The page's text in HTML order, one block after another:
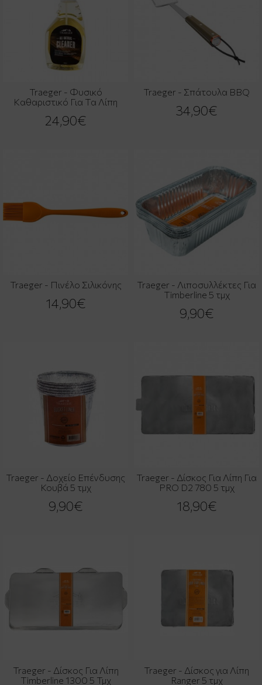
Traeger - Φυσικό
Καθαριστικό Για Τα Λίπη
24,90€
Traeger - Σπάτουλα BBQ
34,90€
Traeger - Πινέλο Σιλικόνης
14,90€
Traeger - Λιποσυλλέκτες Για
Timberline 5 τμχ
9,90€
Traeger - Δοχείο Επένδυσης
Κουβά 5 τμχ
9,90€
Traeger - Δίσκος Για Λίπη Για
PRO D2 780 5 τμχ
18,90€
Traeger - Δίσκος Για Λίπη
Timberline 1300 5 Τμχ
Traeger - Δίσκος για Λίπη
Ranger 5 τμχ